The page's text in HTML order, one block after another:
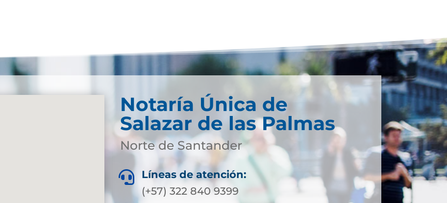
Notaría Única de
Salazar de las Palmas
Norte de Santander

Líneas de atención:
(+57) 322 840 9399